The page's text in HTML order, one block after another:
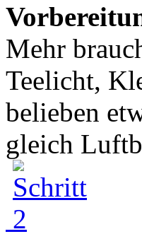
Mehr
Teelicht,
belieben
gleich